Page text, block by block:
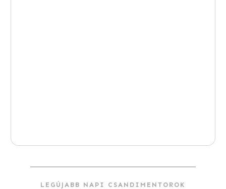
LEGÚJABB NAPI CSANDIMENTOROK